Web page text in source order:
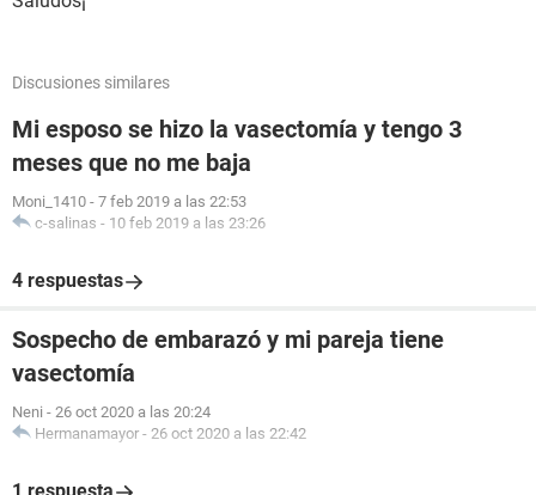
Discusiones similares
Mi esposo se hizo la vasectomía y tengo 3
meses que no me baja
Moni_1410 - 7 feb 2019 a las 22:53
c-salinas - 10 feb 2019 a las 23:26
4 respuestas
Sospecho de embarazó y mi pareja tiene
vasectomía
Neni - 26 oct 2020 a las 20:24
Hermanamayor - 26 oct 2020 a las 22:42